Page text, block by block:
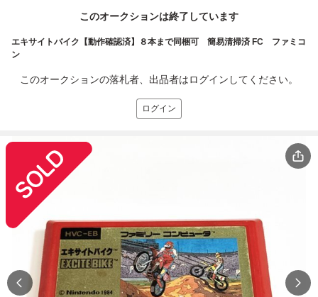
このオークションは終了しています
エキサイトバイク【動作確認済】８本まで同梱可 簡易清掃済 FC ファミコ
ン
このオークションの落札者、出品者はログインしてください。
ログイン